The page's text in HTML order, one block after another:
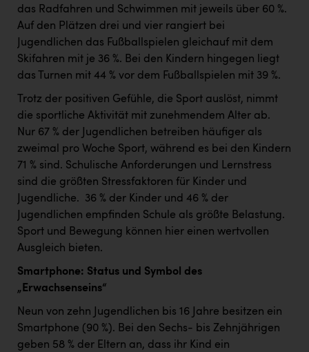
Smurfit Westrock Nettingsdorf
TCL
TGW Logistics
VERITAS
Vier Diamanten
Vorlagenportal
Wir besiegen Krebs
Wirtschaftskammer OÖ
ZGONC
ZULuft - Zukunft Luft Austria
z.l.ö.
Österreichisches Hebammengremium
Wirtschaftskammer OÖ Energiehandel
das Radfahren und Schwimmen mit jeweils über 60 %.
Auf den Plätzen drei und vier rangiert bei
Jugendlichen das Fußballspielen gleichauf mit dem
Skifahren mit je 36 %. Bei den Kindern hingegen liegt
das Turnen mit 44 % vor dem Fußballspielen mit 39 %.
Trotz der positiven Gefühle, die Sport auslöst, nimmt
die sportliche Aktivität mit zunehmendem Alter ab. ​
Nur 67 % der Jugendlichen betreiben häufiger als
zweimal pro Woche Sport, während es bei den Kindern
71 % sind. Schulische Anforderungen und Lernstress
sind die größten Stressfaktoren für Kinder und
Jugendliche. ​ 36 % der Kinder und 46 % der
Jugendlichen empfinden Schule als größte Belastung. ​
Sport und Bewegung können hier einen wertvollen
Ausgleich bieten. ​
Smartphone: Status und Symbol des
„Erwachsenseins“
Neun von zehn Jugendlichen bis 16 Jahre besitzen ein
Smartphone (90 %). Bei den Sechs- bis Zehnjährigen
geben 58 % der Eltern an, dass ihr Kind ein